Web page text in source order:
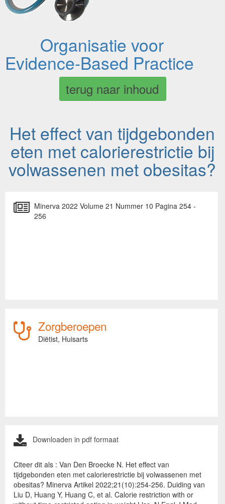
Organisatie voor
Evidence-Based Practice
terug naar inhoud
Het effect van tijdgebonden
eten met calorierestrictie bij
volwassenen met obesitas?
Minerva 2022 Volume 21 Nummer 10 Pagina 254 -
256
Zorgberoepen
Diëtist, Huisarts
Downloaden in pdf formaat
Citeer dit als : Van Den Broecke N. Het effect van
tijdgebonden eten met calorierestrictie bij volwassenen met
obesitas? Minerva Artikel 2022;21(10):254-256. Duiding van
Liu D, Huang Y, Huang C, et al. Calorie restriction with or